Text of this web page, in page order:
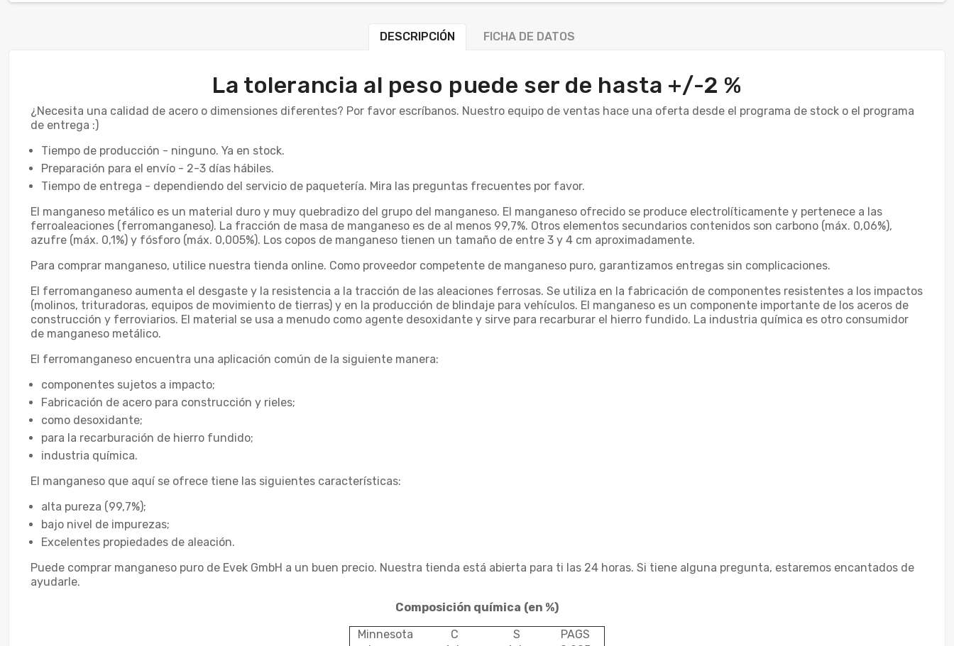
DESCRIPCIÓN FICHA DE DATOS
La tolerancia al peso puede ser de hasta +/-2 %
¿Necesita una calidad de acero o dimensiones diferentes? Por favor escríbanos. Nuestro equipo de ventas hace una oferta desde el programa de stock o el programa
de entrega :)
Tiempo de producción - ninguno. Ya en stock.
Preparación para el envío - 2-3 días hábiles.
Tiempo de entrega - dependiendo del servicio de paquetería. Mira las preguntas frecuentes por favor.
El manganeso metálico es un material duro y muy quebradizo del grupo del manganeso. El manganeso ofrecido se produce electrolíticamente y pertenece a las
ferroaleaciones (ferromanganeso). La fracción de masa de manganeso es de al menos 99,7%. Otros elementos secundarios contenidos son carbono (máx. 0,06%),
azufre (máx. 0,1%) y fósforo (máx. 0,005%). Los copos de manganeso tienen un tamaño de entre 3 y 4 cm aproximadamente.
Para comprar manganeso, utilice nuestra tienda online. Como proveedor competente de manganeso puro, garantizamos entregas sin complicaciones.
El ferromanganeso aumenta el desgaste y la resistencia a la tracción de las aleaciones ferrosas. Se utiliza en la fabricación de componentes resistentes a los impactos
(molinos, trituradoras, equipos de movimiento de tierras) y en la producción de blindaje para vehículos. El manganeso es un componente importante de los aceros de
construcción y ferroviarios. El material se usa a menudo como agente desoxidante y sirve para recarburar el hierro fundido. La industria química es otro consumidor
de manganeso metálico.
El ferromanganeso encuentra una aplicación común de la siguiente manera:
componentes sujetos a impacto;
Fabricación de acero para construcción y rieles;
como desoxidante;
para la recarburación de hierro fundido;
industria química.
El manganeso que aquí se ofrece tiene las siguientes características:
alta pureza (99,7%);
bajo nivel de impurezas;
Excelentes propiedades de aleación.
Puede comprar manganeso puro de Evek GmbH a un buen precio. Nuestra tienda está abierta para ti las 24 horas. Si tiene alguna pregunta, estaremos encantados de
ayudarle.
Composición química (en %)
Minnesota
C S
PAGS